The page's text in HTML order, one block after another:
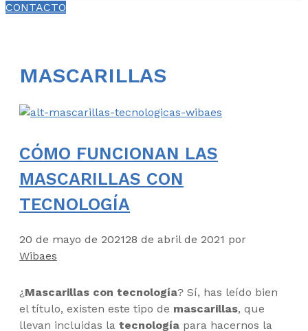
CONTACTO
MASCARILLAS
CÓMO FUNCIONAN LAS
MASCARILLAS CON
TECNOLOGÍA
20 de mayo de 202128 de abril de 2021 por
Wibaes
¿ Mascarillas con tecnología? Sí, has leído bien
el título, existen este tipo de mascarillas, que
llevan incluidas la tecnología para hacernos la